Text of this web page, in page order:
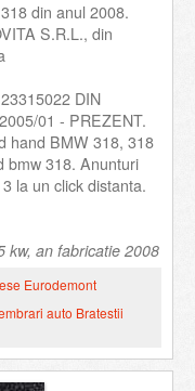
din anul 2008.
S.R.L., din
DIN
01 - PREZENT.
hand BMW 318, 318
bmw 318. Anunturi
la un click distanta.
kw, an fabricatie 2008
Eurodemont
auto Bratestii